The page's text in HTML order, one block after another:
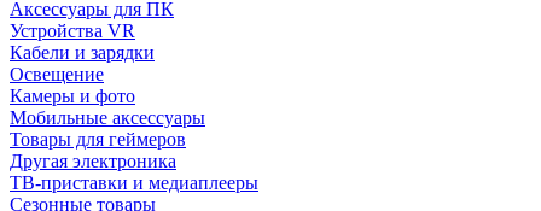
Аксессуары для ПК
Устройства VR
Кабели и зарядки
Освещение
Камеры и фото
Мобильные аксессуары
Товары для геймеров
Другая электроника
ТВ-приставки и медиаплееры
Сезонные товары